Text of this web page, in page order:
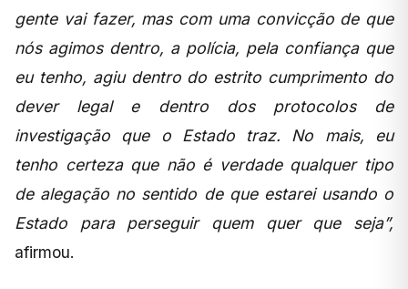
gente vai fazer, mas com uma convicção de que
nós agimos dentro, a polícia, pela confiança que
eu tenho, agiu dentro do estrito cumprimento do
dever legal e dentro dos protocolos de
investigação que o Estado traz. No mais, eu
tenho certeza que não é verdade qualquer tipo
de alegação no sentido de que estarei usando o
Estado para perseguir quem quer que seja”,
afirmou.